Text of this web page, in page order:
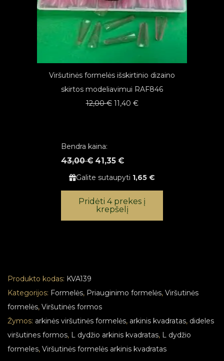
Viršutinės formelės išskirtinio dizaino
skirtos modeliavimui RAF846
12,00€ Original
11,40 €Current
Bendra kaina:
43,00 € 41,35 €
Galite sutaupyti 1,65 €
Pridėti 4 prekes į
krepšelį
Produkto kodas: KVA139
Kategorijos: Formelės, Priauginimo formelės, Viršutinės
formelės, Viršutinės formos
Žymos: arkinės viršutinės formelės, arkinis kvadratas, dideles
viršutines formos, L dydžio arkinis kvadratas, L dydžio
formeles, Viršutinės formelės arkinis kvadratas